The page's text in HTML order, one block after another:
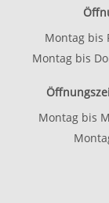
Montag bis
Montag bis
Montag bis